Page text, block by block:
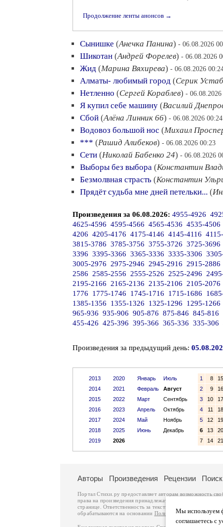
Продолжение ленты анонсов →
Сынишке (Анечка Панина) - 06.08.2026
Шикотан (Андрей Форелев) - 06.08.2026
Жид (Марина Вяхирева) - 06.08.2026
Алматы- любимый город (Серик
Нетленно (Сергей Кораблев) -
Я купил себе машину (Василий
Сбой (Алёна Линник 66) - 06.08.2026 00:24
Водовоз большой нос (Михаил
*** (Рашид Алибеков) - 06.08.2026 00:23
Сети (Николай Бабенко 24) - 06.08.2026
Выборы без выбора (Константин
Безмолвная страсть (Константин
Прядёт судьба мне дней петельки... (
Произведения за 06.08.2026: 4955-4926
4625-4596 4595-4566 4565-4536 4535-4506
4206 4205-4176 4175-4146 4145-4116
3815-3786 3785-3756 3755-3726 3725-3696
3396 3395-3366 3365-3336 3335-3306
3005-2976
2975-2946 2945-2916 2915-2886
2586
2585-2556 2555-2526 2525-2496
2195-2166
2165-2136 2135-2106 2105-2076
1776
1775-1746 1745-1716 1715-1686
1385-1356
1355-1326 1325-1296 1295-1266
965-936 935-906 905-876 875-846 845-816
455-426 425-396 395-366 365-336 335-306
Произведения за предыдущий день:
2013
2014
2015
2016
2017
2018
2019
2020
2021
2022
2023
2024
2025
2026
Январь
Июль
Февраль
Август
Март
Сентябрь
Апрель
Октябрь
Май
Ноябрь
Июнь
Декабрь
1 8 15
2
9 16
3
10 17
4
11 18
5
12 19
6
13 20
7
14 21
Мы используем
соглашаетесь с
Авторы Произведения Рецензии Поиск
Портал Стихи.ру предоставляет авторам возможность
права на произведения принадлежат авторам и охраняются
странице. Ответственность за тексты произведений
обрабатываются на основании Политики обработки